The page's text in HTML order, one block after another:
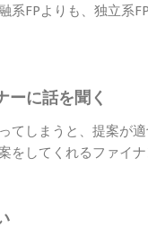
系FPよりも、独立系
ーに話を聞く
てしまうと、提案が
をしてくれるファイ